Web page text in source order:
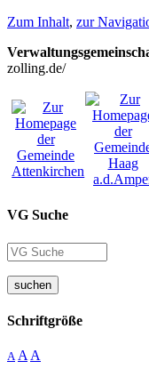
Zum Inhalt, zur
zolling.de/
VG Suche
suchen
Schriftgröße
A A A